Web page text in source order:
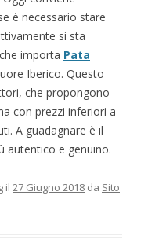
è necessario stare
si sta
importa Pata
Iberico. Questo
che propongono
con prezzi inferiori a
A guadagnare è il
autentico e genuino.
il 27 Giugno 2018 da Sito